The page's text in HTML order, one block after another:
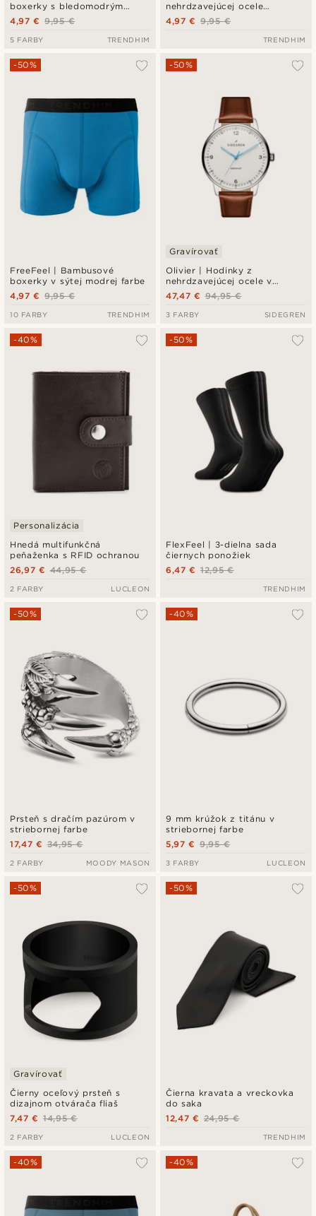
boxerky s bledomodrým
pásom 9,95 €
4,97 €
5 FARBY TRENDHIM
nehrdzavejúcej ocele
Trendhim9,95 €
4,97 €
TRENDHIM
FreeFeel | Bambusové
boxerky v sýtej modrej farbe
-50%
9,95 €
4,97 €
10 FARBY TRENDHIM
Olivier | Hodinky z
nehrdzavejúcej ocele v
striebornej a modrej farbe
-50%
Gravírovať
94,95 €
47,47 €
3 FARBY SIDEGREN
Hnedá multifunkčná
peňaženka s RFID ochranou
-40%
Personalizácia
44,95 €
26,97 €
2 FARBY LUCLEON
FlexFeel | 3-dielna sada
čiernych ponožiek
-50%
12,95 €
6,47 €
TRENDHIM
Prsteň s dračím pazúrom v
striebornej farbe
-50%
34,95 €
17,47 €
2 FARBY MOODY MASON
9 mm krúžok z titánu v
striebornej farbe
-40%
9,95 €
5,97 €
3 FARBY LUCLEON
Čierny oceľový prsteň s
dizajnom otvárača fliaš
-50%
Gravírovať
14,95 €
7,47 €
2 FARBY LUCLEON
Čierna kravata a vreckovka
do saka
-50%
24,95 €
12,47 €
TRENDHIM
-40% -40%